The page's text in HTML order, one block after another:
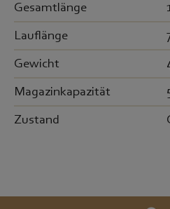
Gesamtlänge
Lauflänge
Gewicht
Magazinkapazität
Zustand